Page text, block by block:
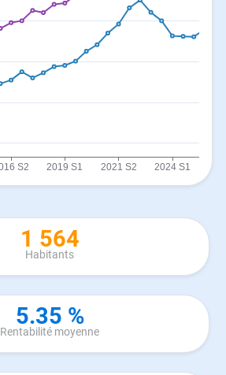
1 564
Habitants
5.35 %
Rentabilité moyenne